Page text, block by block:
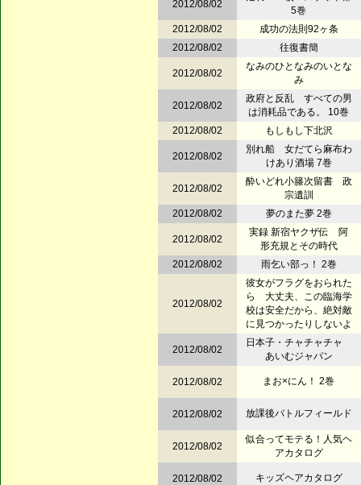
2012/08/02
5巻
2012/08/02
成功の法則92ヶ条
2012/08/02
往復書簡
2012/08/02
なみのひとなみのいとな
み
2012/08/02
政府と反乱 すべての男
は消耗品である。 10巻
2012/08/02
もしもし下北沢
2012/08/02
別れ船 女だてら麻布わ
けあり酒場 7巻
2012/08/02
酔いどれ小籐次留書 政
宗遺訓
2012/08/02
夢のまた夢 2巻
2012/08/02
実録 新宿ヤクザ伝 阿
形充規とその時代
2012/08/02
雨乞い部っ！ 2巻
2012/08/02
彼女がフラグをおられた
ら 大丈夫、この臨海学
校は安全だから、絶対敵
に見つかったりしないよ
2012/08/02
日本子・チャチャチャ
あいむジャパン
2012/08/02 まお×にん！ 2巻
2012/08/02 放課後バトルフィールド
2012/08/02
似合ってモテる！人気ヘ
アカタログ
2012/08/02 キッズヘアカタログ